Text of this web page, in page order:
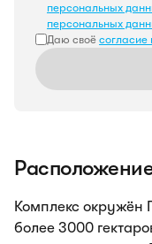
персональных
персональных
Даю своё
Комплекс
более 3000